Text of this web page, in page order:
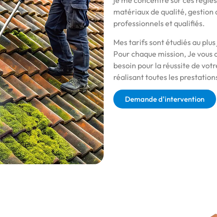
matériaux de qualité, gestion
professionnels et qualifiés.
Mes tarifs sont étudiés au
Pour chaque mission, Je
besoin pour la réussite de
réalisant toutes les
Demande d'intervention